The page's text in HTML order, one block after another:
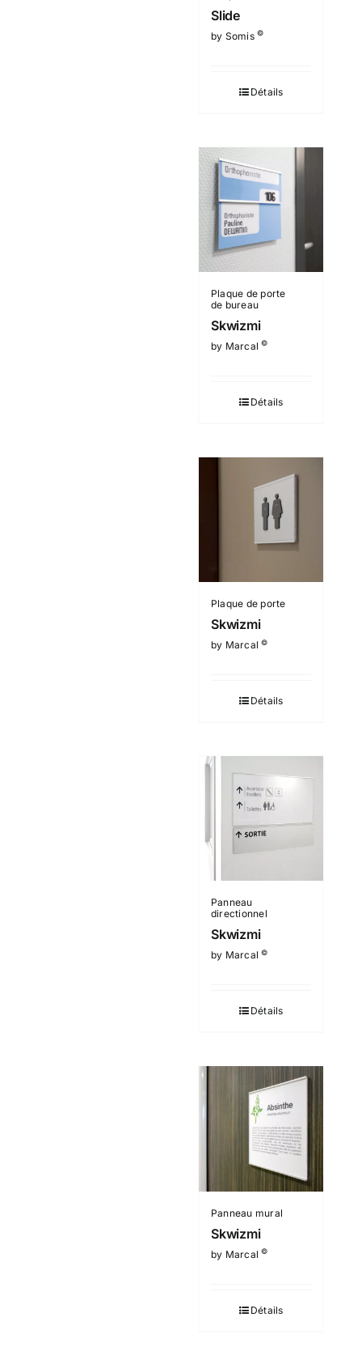
Slide
by Somis©
Détails
Plaque de porte
de bureau
Skwizmi
by Marcal©
Détails
Plaque de porte
Skwizmi
by Marcal©
Détails
Panneau
directionnel
Skwizmi
by Marcal©
Détails
Panneau mural
Skwizmi
by Marcal©
Détails